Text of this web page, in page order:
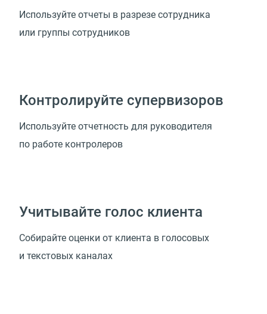
Используйте отчеты в разрезе сотрудника
или группы сотрудников
Контролируйте супервизоров
Используйте отчетность для руководителя
по работе контролеров
Учитывайте голос клиента
Собирайте оценки от клиента в голосовых
и текстовых каналах